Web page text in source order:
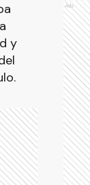
y
Ads